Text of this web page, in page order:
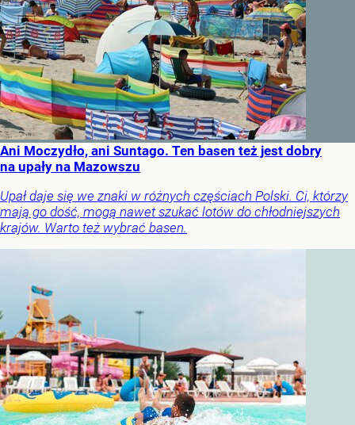
Ani Moczydło, ani Suntago. Ten basen też jest dobry
na upały na Mazowszu
Upał daje się we znaki w różnych częściach Polski. Ci, którzy
mają go dość, mogą nawet szukać lotów do chłodniejszych
krajów. Warto też wybrać basen.